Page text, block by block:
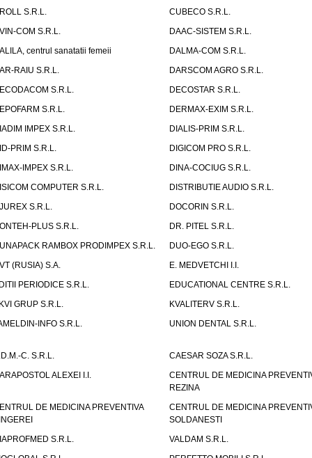
S.R.L.
CUBECO S.R.L.
COM S.R.L.
DAAC-SISTEM S.R.L.
centrul sanatatii femeii
DALMA-COM S.R.L.
RAIU S.R.L.
DARSCOM AGRO S.R.L.
S.R.L.
DECOSTAR S.R.L.
S.R.L.
DERMAX-EXIM S.R.L.
IMPEX S.R.L.
DIALIS-PRIM S.R.L.
PRIM S.R.L.
DIGICOM PRO S.R.L.
IMPEX S.R.L.
DINA-COCIUG S.R.L.
COMPUTER S.R.L.
DISTRIBUTIE AUDIO S.R.L.
S.R.L.
DOCORIN S.R.L.
PLUS S.R.L.
DR. PITEL S.R.L.
RAMBOX PRODIMPEX S.R.L.
DUO-EGO S.R.L.
(RUSIA) S.A.
E. MEDVETCHI I.I.
PERIODICE S.R.L.
EDUCATIONAL CENTRE S.R.L.
GRUP S.R.L.
KVALITERV S.R.L.
INFO S.R.L.
UNION DENTAL S.R.L.
C. S.R.L.
CAESAR SOZA S.R.L.
ALEXEI I.I.
CENTRUL DE MEDICINA
REZINA
DE MEDICINA PREVENTIVA
CENTRUL DE MEDICINA
SOLDANESTI
S.R.L.
VALDAM S.R.L.